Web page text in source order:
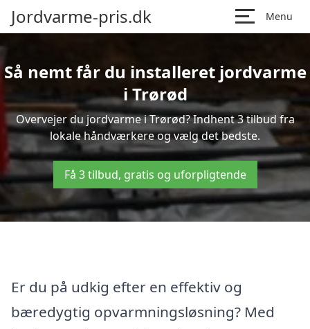
Jordvarme-pris.dk Menu
Så nemt får du installeret jordvarme
i Trørød
Overvejer du jordvarme i Trørød? Indhent 3 tilbud fra
lokale håndværkere og vælg det bedste.
Få 3 tilbud, gratis og uforpligtende
Er du på udkig efter en effektiv og
bæredygtig opvarmningsløsning? Med